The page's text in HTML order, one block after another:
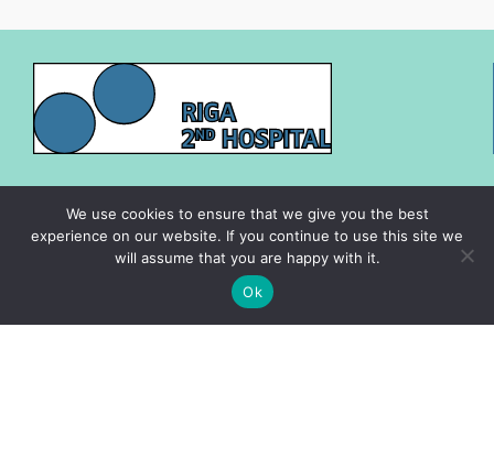
Cenrādis
Vakances
We use cookies to ensure that we give you the best
experience on our website. If you continue to use this site we
will assume that you are happy with it.
Ok